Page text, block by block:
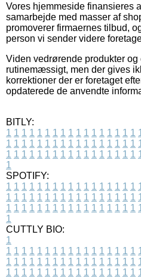
Vores hjemmeside finansieres
samarbejde med masser af
promoverer firmaernes tilbud,
person vi sender videre
Viden vedrørende produkter
rutinemæssigt, men der gives
korrektioner der er foretaget
opdaterede de anvendte
BITLY:
1 1 1 1 1 1 1 1 1 1 1 1 1 1 1 1 1
1 1 1 1 1 1 1 1 1 1 1 1 1 1 1 1 1
1 1 1 1 1 1 1 1 1 1 1 1 1 1 1 1 1
1
SPOTIFY:
1 1 1 1 1 1 1 1 1 1 1 1 1 1 1 1 1
1 1 1 1 1 1 1 1 1 1 1 1 1 1 1 1 1
1 1 1 1 1 1 1 1 1 1 1 1 1 1 1 1 1
1
CUTTLY BIO:
1
1 1 1 1 1 1 1 1 1 1 1 1 1 1 1 1 1
1 1 1 1 1 1 1 1 1 1 1 1 1 1 1 1 1
1 1 1 1 1 1 1 1 1 1 1 1 1 1 1 1 1